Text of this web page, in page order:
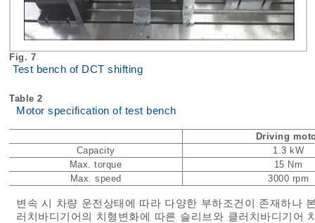
Fig. 7
Test bench of DCT shifting
Table 2
Motor specification of test bench
Driving
Capacity
1.3 kW
Max. torque
15 Nm
Max. speed
3000 rpm
변속 시 차량 운전상태에 따라 다양한 부하조건이 존재하나
러치바디기어의 치형변화에 따른 슬리브와 클러치바디기어